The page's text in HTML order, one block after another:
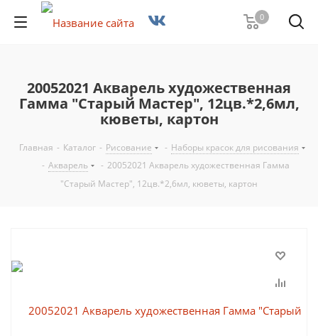
0
20052021 Акварель художественная
Гамма "Старый Мастер", 12цв.*2,6мл,
кюветы, картон
Главная - Каталог - Рисование - Наборы красок для рисования
- Акварель - 20052021 Акварель художественная Гамма
"Старый Мастер", 12цв.*2,6мл, кюветы, картон